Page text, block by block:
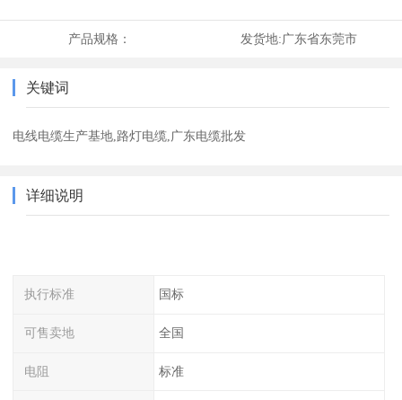
产品规格： 发货地:广东省东莞市
关键词
电线电缆生产基地,路灯电缆,广东电缆批发
详细说明
执行标准 国标
可售卖地 全国
电阻 标准